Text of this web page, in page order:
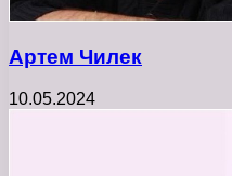
Артем Чилек
10.05.2024